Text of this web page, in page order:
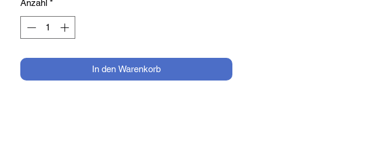
Anzahl *
In den Warenkorb